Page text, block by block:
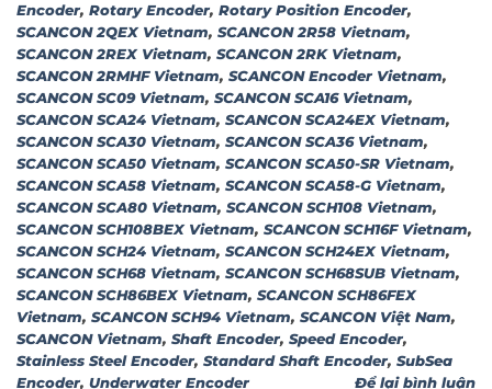
Encoder, Rotary Encoder, Rotary Position Encoder,
SCANCON 2QEX Vietnam, SCANCON 2R58 Vietnam,
SCANCON 2REX Vietnam, SCANCON 2RK Vietnam,
SCANCON 2RMHF Vietnam, SCANCON Encoder Vietnam,
SCANCON SC09 Vietnam, SCANCON SCA16 Vietnam,
SCANCON SCA24 Vietnam, SCANCON SCA24EX Vietnam,
SCANCON SCA30 Vietnam, SCANCON SCA36 Vietnam,
SCANCON SCA50 Vietnam, SCANCON SCA50-SR Vietnam,
SCANCON SCA58 Vietnam, SCANCON SCA58-G Vietnam,
SCANCON SCA80 Vietnam, SCANCON SCH108 Vietnam,
SCANCON SCH108BEX Vietnam, SCANCON SCH16F Vietnam,
SCANCON SCH24 Vietnam, SCANCON SCH24EX Vietnam,
SCANCON SCH68 Vietnam, SCANCON SCH68SUB Vietnam,
SCANCON SCH86BEX Vietnam, SCANCON SCH86FEX
Vietnam, SCANCON SCH94 Vietnam, SCANCON Việt Nam,
SCANCON Vietnam, Shaft Encoder, Speed Encoder,
Stainless Steel Encoder, Standard Shaft Encoder, SubSea
Encoder, Underwater Encoder Để lại bình luận